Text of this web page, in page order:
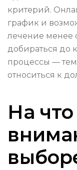
критерий.
график и
лечение менее
добираться до
процессы —
относиться к
На